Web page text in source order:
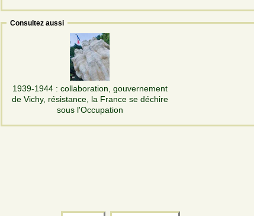
Consultez aussi
1939-1944 : collaboration, gouvernement
de Vichy, résistance, la France se déchire
sous l'Occupation